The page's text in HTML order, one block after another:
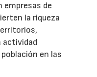
empresas de
la riqueza
actividad
en las